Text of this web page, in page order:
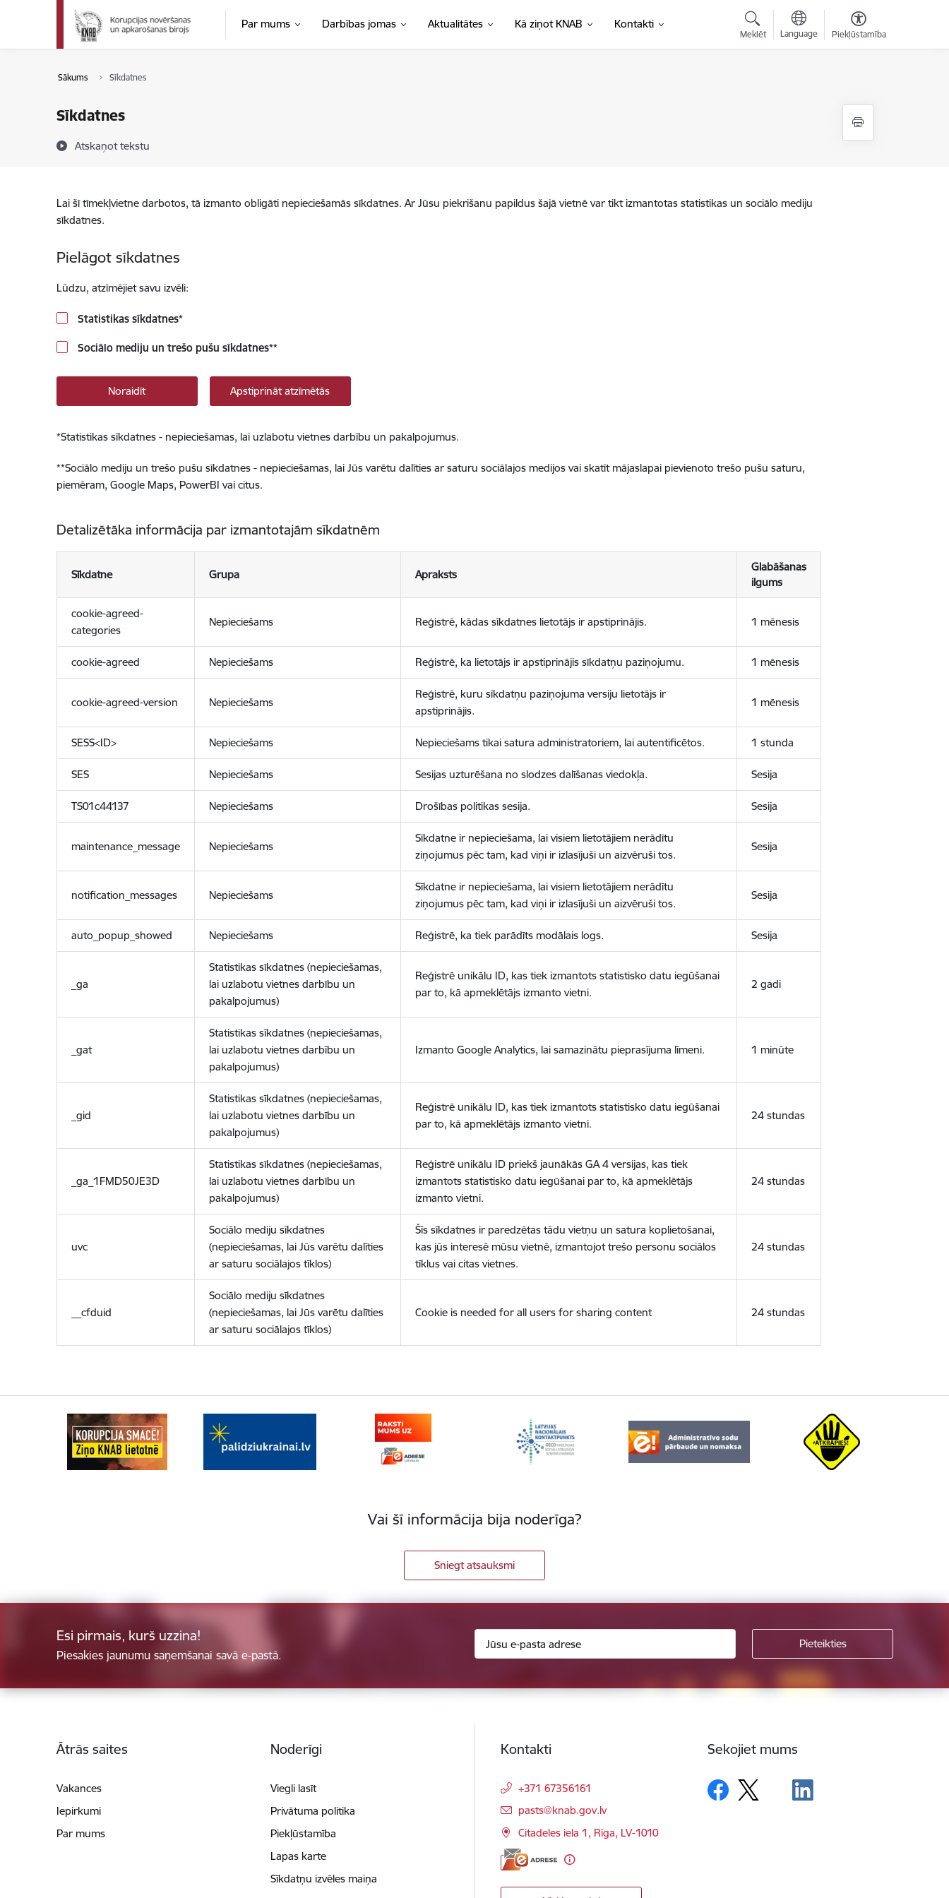
Pāriet uz lapas saturu
Par mums Darbības jomas Aktualitātes Kā ziņot KNAB Kontakti
Meklēt Language Piekļūstamība
Sākums Sīkdatnes
Sīkdatnes
Atskaņot tekstu
Lai šī tīmekļvietne darbotos, tā izmanto obligāti nepieciešamās sīkdatnes. Ar Jūsu piekrišanu papildus šajā vietnē var tikt izmantotas statistikas un sociālo mediju
sīkdatnes.
Pielāgot sīkdatnes
Lūdzu, atzīmējiet savu izvēli:
Statistikas sīkdatnes*
Sociālo mediju un trešo pušu sīkdatnes**
Noraidīt Apstiprināt atzīmētās
*Statistikas sīkdatnes - nepieciešamas, lai uzlabotu vietnes darbību un pakalpojumus.
**Sociālo mediju un trešo pušu sīkdatnes - nepieciešamas, lai Jūs varētu dalīties ar saturu sociālajos medijos vai skatīt mājaslapai pievienoto trešo pušu saturu,
piemēram, Google Maps, PowerBI vai citus.
Detalizētāka informācija par izmantotajām sīkdatnēm
Sīkdatne Grupa Apraksts
Glabāšanas
ilgums
cookie-agreed-
categories
Nepieciešams Reģistrē, kādas sīkdatnes lietotājs ir apstiprinājis. 1 mēnesis
cookie-agreed Nepieciešams Reģistrē, ka lietotājs ir apstiprinājis sīkdatņu paziņojumu. 1 mēnesis
cookie-agreed-version Nepieciešams
Reģistrē, kuru sīkdatņu paziņojuma versiju lietotājs ir
apstiprinājis.
1 mēnesis
SESS<ID> Nepieciešams Nepieciešams tikai satura administratoriem, lai autentificētos. 1 stunda
SES Nepieciešams Sesijas uzturēšana no slodzes dalīšanas viedokļa. Sesija
TS01c44137 Nepieciešams Drošības politikas sesija. Sesija
maintenance_message Nepieciešams
Sīkdatne ir nepieciešama, lai visiem lietotājiem nerādītu
ziņojumus pēc tam, kad viņi ir izlasījuši un aizvēruši tos.
Sesija
notification_messages Nepieciešams
Sīkdatne ir nepieciešama, lai visiem lietotājiem nerādītu
ziņojumus pēc tam, kad viņi ir izlasījuši un aizvēruši tos.
Sesija
auto_popup_showed Nepieciešams Reģistrē, ka tiek parādīts modālais logs. Sesija
_ga
Statistikas sīkdatnes (nepieciešamas,
lai uzlabotu vietnes darbību un
pakalpojumus)
Reģistrē unikālu ID, kas tiek izmantots statistisko datu iegūšanai
par to, kā apmeklētājs izmanto vietni.
2 gadi
_gat
Statistikas sīkdatnes (nepieciešamas,
lai uzlabotu vietnes darbību un
pakalpojumus)
Izmanto Google Analytics, lai samazinātu pieprasījuma līmeni. 1 minūte
_gid
Statistikas sīkdatnes (nepieciešamas,
lai uzlabotu vietnes darbību un
pakalpojumus)
Reģistrē unikālu ID, kas tiek izmantots statistisko datu iegūšanai
par to, kā apmeklētājs izmanto vietni.
24 stundas
_ga_1FMD50JE3D
Statistikas sīkdatnes (nepieciešamas,
lai uzlabotu vietnes darbību un
pakalpojumus)
Reģistrē unikālu ID priekš jaunākās GA 4 versijas, kas tiek
izmantots statistisko datu iegūšanai par to, kā apmeklētājs
izmanto vietni.
24 stundas
uvc
Sociālo mediju sīkdatnes
(nepieciešamas, lai Jūs varētu dalīties
ar saturu sociālajos tīklos)
Šīs sīkdatnes ir paredzētas tādu vietņu un satura koplietošanai,
kas jūs interesē mūsu vietnē, izmantojot trešo personu sociālos
tīklus vai citas vietnes.
24 stundas
__cfduid
Sociālo mediju sīkdatnes
(nepieciešamas, lai Jūs varētu dalīties
ar saturu sociālajos tīklos)
Cookie is needed for all users for sharing content 24 stundas
Vai šī informācija bija noderīga?
Sniegt atsauksmi
Esi pirmais, kurš uzzina!
Piesakies jaunumu saņemšanai savā e-pastā.
Ātrās saites
Vakances
Iepirkumi
Par mums
Noderīgi
Viegli lasīt
Privātuma politika
Piekļūstamība
Lapas karte
Sīkdatņu izvēles maiņa
Kontakti
+371 67356161
E-pasts:
pasts@knab.gov.lv
Citadeles iela 1, Rīga, LV-1010
Sekojiet mums